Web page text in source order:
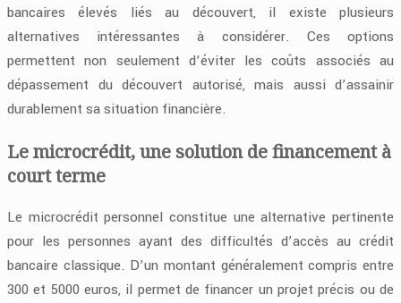
bancaires élevés liés au découvert, il existe plusieurs
alternatives intéressantes à considérer. Ces options
permettent non seulement d’éviter les coûts associés au
dépassement du découvert autorisé, mais aussi d’assainir
durablement sa situation financière.
Le microcrédit, une solution de financement à
court terme
Le microcrédit personnel constitue une alternative pertinente
pour les personnes ayant des difficultés d’accès au crédit
bancaire classique. D’un montant généralement compris entre
300 et 5000 euros, il permet de financer un projet précis ou de